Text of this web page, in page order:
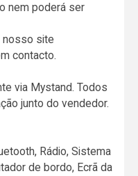
nem poderá ser
nosso site
contacto.
via Mystand. Todos
junto do vendedor.
Rádio, Sistema
de bordo, Ecrã da